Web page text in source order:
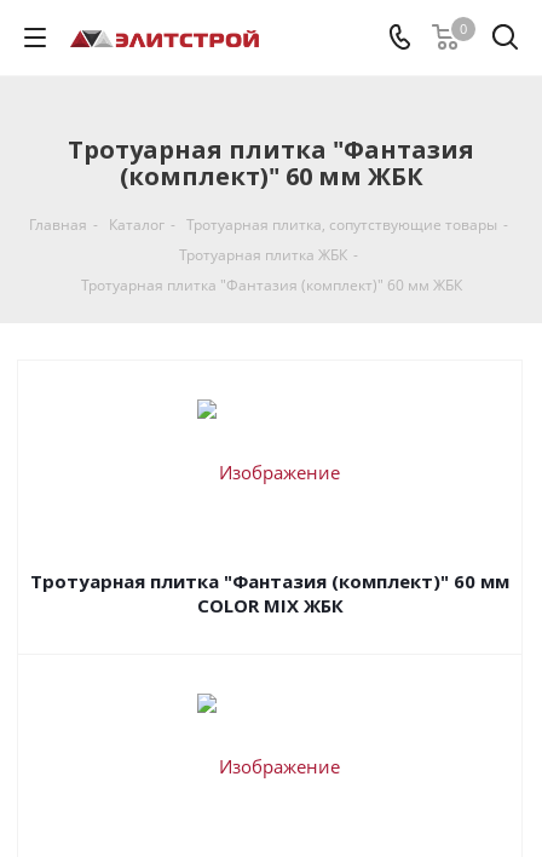
0
Тротуарная плитка "Фантазия
(комплект)" 60 мм ЖБК
Главная - Каталог - Тротуарная плитка, cопутствующие товары -
Тротуарная плитка ЖБК -
Тротуарная плитка "Фантазия (комплект)" 60 мм ЖБК
Тротуарная плитка "Фантазия (комплект)" 60 мм
COLOR MIX ЖБК